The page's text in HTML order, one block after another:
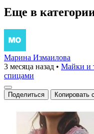
Еще в
Марина Измаилова
3 месяца назад • Майки и
спицами
Поделиться Копировать